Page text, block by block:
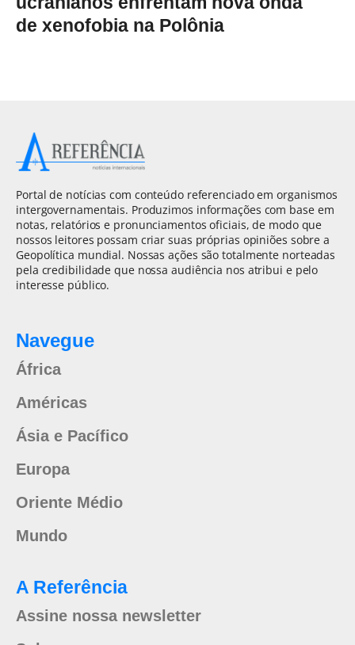
de xenofobia na Polônia
Portal de notícias com conteúdo referenciado em organismos
intergovernamentais. Produzimos informações com base em
notas, relatórios e pronunciamentos oficiais, de modo que
nossos leitores possam criar suas próprias opiniões sobre a
Geopolítica mundial. Nossas ações são totalmente norteadas
pela credibilidade que nossa audiência nos atribui e pelo
interesse público.
Navegue
África
Américas
Ásia e Pacífico
Europa
Oriente Médio
Mundo
A Referência
Assine nossa newsletter